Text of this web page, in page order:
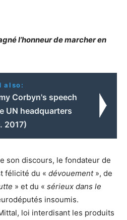
l’honneur de marcher en
also:
Corbyn's speech
UN headquarters
2017)
son discours, le fondateur de
félicité du « dévouement », de
» et du « sérieux dans le
insoumis.
loi interdisant les produits